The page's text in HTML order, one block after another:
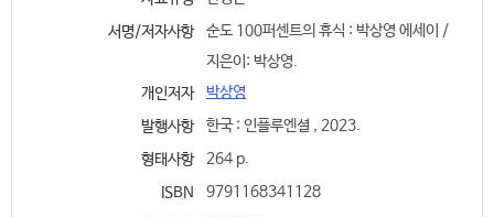
서명/저자사항
순도 100퍼센트의 휴식 : 박상영 에세이 /
지은이: 박상영.
개인저자
박상영
발행사항
한국 : 인플루엔셜 , 2023.
형태사항
264 p.
ISBN
9791168341128